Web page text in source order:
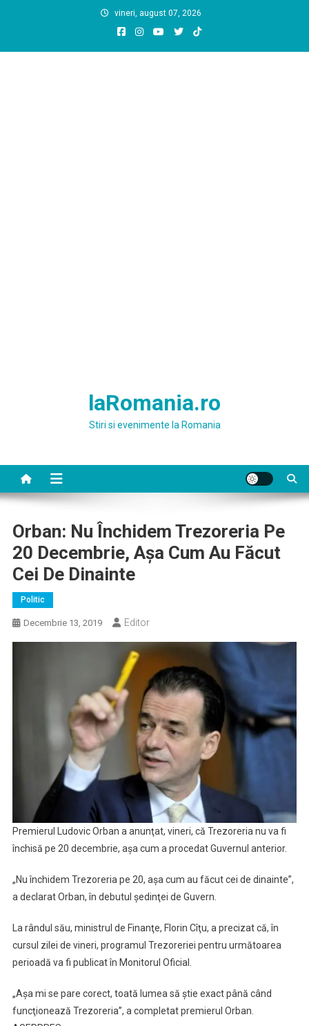
vineri, august 07, 2026
laRomania.ro
Stiri si evenimente la Romania
Orban: Nu Închidem Trezoreria Pe
20 Decembrie, Aşa Cum Au Făcut
Cei De Dinainte
Politic
Decembrie 13, 2019 Editor
Premierul Ludovic Orban a anunţat, vineri, că Trezoreria nu va fi
închisă pe 20 decembrie, aşa cum a procedat Guvernul anterior.
„Nu închidem Trezoreria pe 20, aşa cum au făcut cei de dinainte”,
a declarat Orban, în debutul şedinţei de Guvern.
La rândul său, ministrul de Finanţe, Florin Cîţu, a precizat că, în
cursul zilei de vineri, programul Trezoreriei pentru următoarea
perioadă va fi publicat în Monitorul Oficial.
„Aşa mi se pare corect, toată lumea să ştie exact până când
funcţionează Trezoreria”, a completat premierul Orban.